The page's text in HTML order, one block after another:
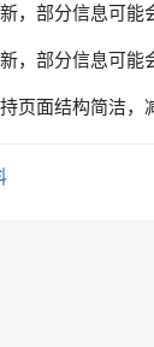
，部分信息可能
，部分信息可能
页面结构简洁，